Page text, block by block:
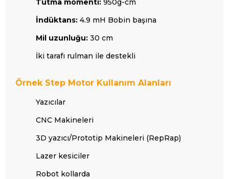
Tutma momenti: 950g-cm
İndüktans: 4.9 mH Bobin başına
Mil uzunluğu: 30 cm
İki tarafı rulman ile destekli
Örnek Step Motor Kullanım Alanları
Yazıcılar
CNC Makineleri
3D yazıcı/Prototip Makineleri (RepRap)
Lazer kesiciler
Robot kollarda